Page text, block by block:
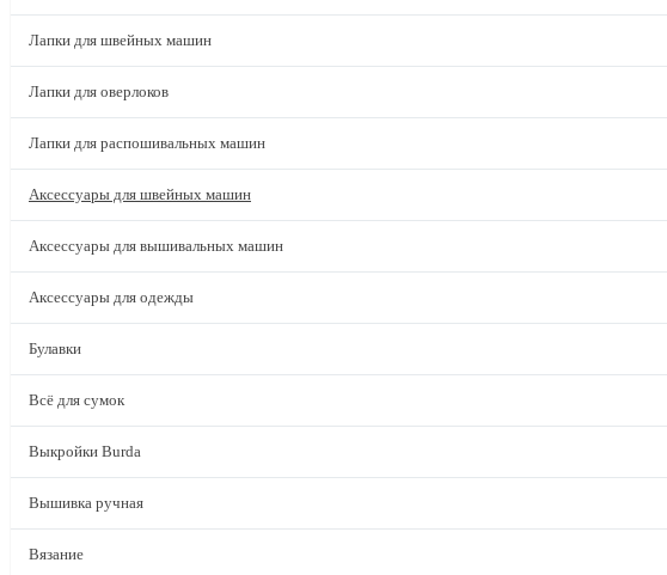
Лапки для швейных машин
Лапки для оверлоков
Лапки для распошивальных машин
Аксессуары для швейных машин
Аксессуары для вышивальных машин
Аксессуары для одежды
Булавки
Всё для сумок
Выкройки Burda
Вышивка ручная
Вязание